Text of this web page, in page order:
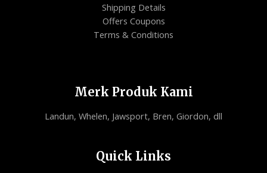
Shipping Details
Offers Coupons
Terms & Conditions
Merk Produk Kami
Landun, Whelen, Jawsport, Bren, Giordon, dll
Quick Links